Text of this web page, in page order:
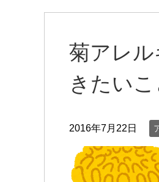
菊アレ
きたいこ
2016年7月22日